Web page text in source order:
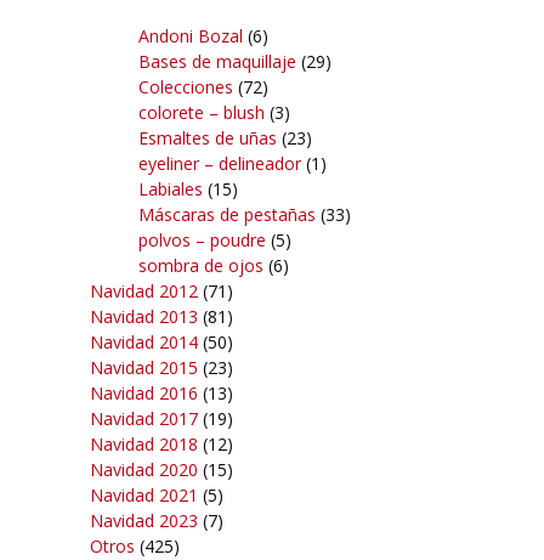
Andoni Bozal (6)
Bases de maquillaje (29)
Colecciones (72)
colorete – blush (3)
Esmaltes de uñas (23)
eyeliner – delineador(1)
Labiales (15)
Máscaras de pestañas (33)
polvos – poudre (5)
sombra de ojos (6)
Navidad 2012 (71)
Navidad 2013 (81)
Navidad 2014 (50)
Navidad 2015 (23)
Navidad 2016 (13)
Navidad 2017 (19)
Navidad 2018 (12)
Navidad 2020 (15)
Navidad 2021 (5)
Navidad 2023 (7)
Otros (425)